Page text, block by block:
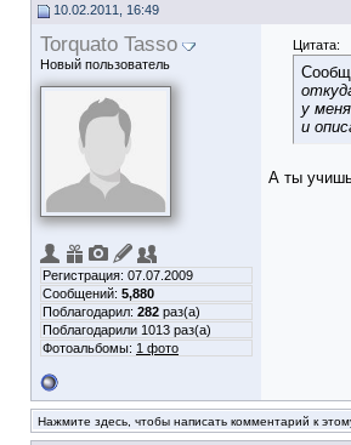
10.02.2011, 16:49
Torquato Tasso
Новый пользователь
Регистрация: 07.07.2009
Сообщений: 5,880
Поблагодарил: 282 раз(а)
Поблагодарили 1013 раз(а)
Фотоальбомы: 1 фото
Цитата:
у
и
А ты
Нажмите здесь, чтобы написать комментарий к